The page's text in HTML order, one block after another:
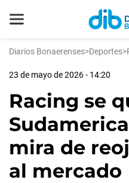
Diarios Bonaerenses>Deportes>
23 de mayo de 2026 - 14:20
Racing se
mira de
al mercado